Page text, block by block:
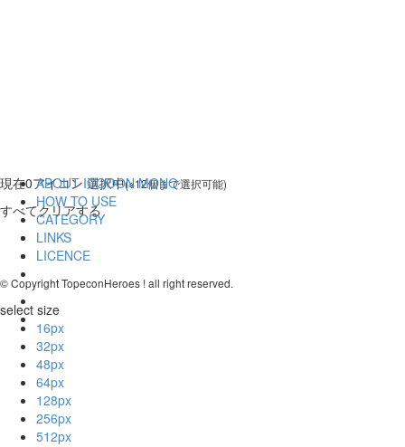
現在0アイコン 選択中(※12個まで選択可能)
すべてクリアする
select size
16px
32px
48px
64px
128px
256px
512px
ABOUT ICOOON MONO
HOW TO USE
CATEGORY
LINKS
LICENCE
© Copyright TopeconHeroes ! all right reserved.